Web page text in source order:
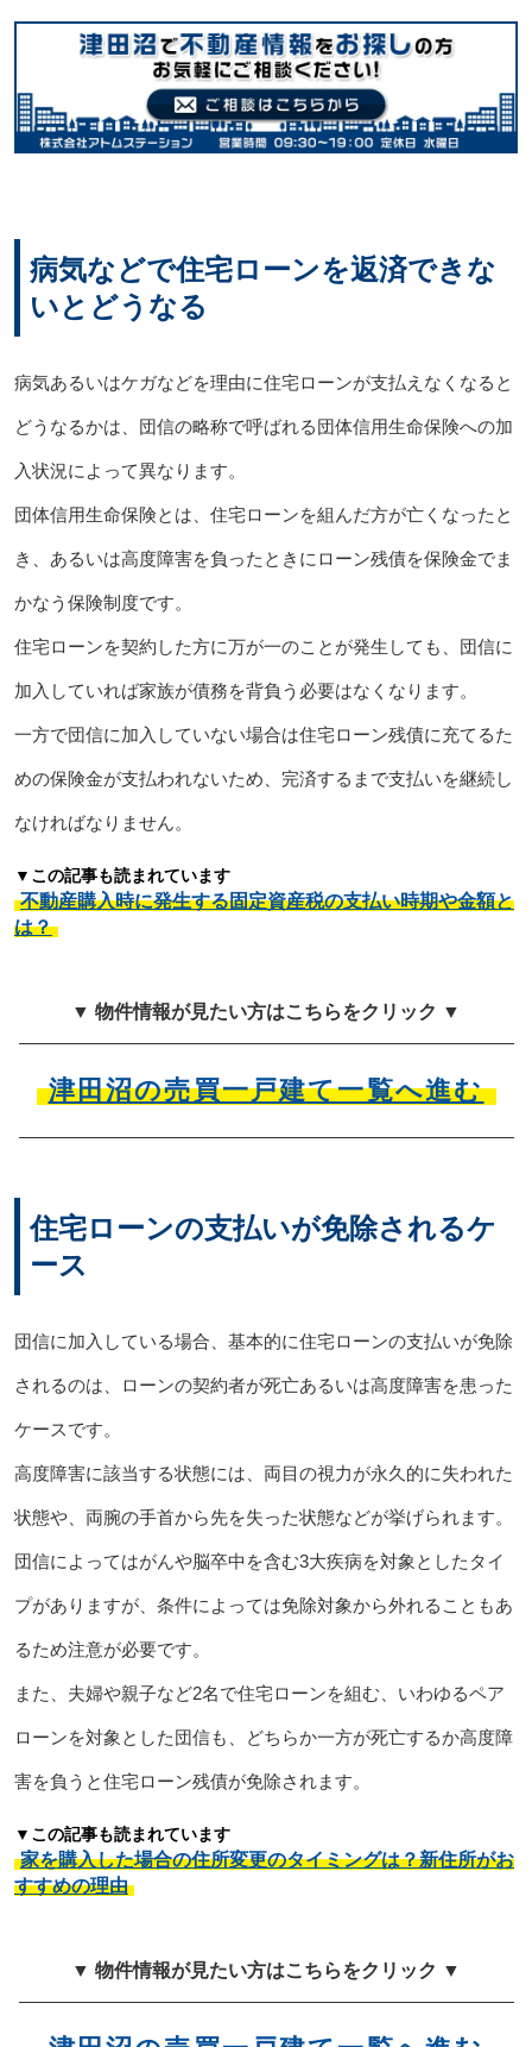
病気などで住宅ローンを返済できな
いとどうなる
病気あるいはケガなどを理由に住宅ローンが支払えなくなると
どうなるかは、団信の略称で呼ばれる団体信用生命保険への加
入状況によって異なります。
団体信用生命保険とは、住宅ローンを組んだ方が亡くなったと
き、あるいは高度障害を負ったときにローン残債を保険金でま
かなう保険制度です。
住宅ローンを契約した方に万が一のことが発生しても、団信に
加入していれば家族が債務を背負う必要はなくなります。
一方で団信に加入していない場合は住宅ローン残債に充てるた
めの保険金が支払われないため、完済するまで支払いを継続し
なければなりません。
▼この記事も読まれています
不動産購入時に発生する固定資産税の支払い時期や金額と
は？
▼ 物件情報が見たい方はこちらをクリック ▼
津田沼の売買一戸建て一覧へ進む
住宅ローンの支払いが免除されるケ
ース
団信に加入している場合、基本的に住宅ローンの支払いが免除
されるのは、ローンの契約者が死亡あるいは高度障害を患った
ケースです。
高度障害に該当する状態には、両目の視力が永久的に失われた
状態や、両腕の手首から先を失った状態などが挙げられます。
団信によってはがんや脳卒中を含む3大疾病を対象としたタイ
プがありますが、条件によっては免除対象から外れることもあ
るため注意が必要です。
また、夫婦や親子など2名で住宅ローンを組む、いわゆるペア
ローンを対象とした団信も、どちらか一方が死亡するか高度障
害を負うと住宅ローン残債が免除されます。
▼この記事も読まれています
家を購入した場合の住所変更のタイミングは？新住所がお
すすめの理由
▼ 物件情報が見たい方はこちらをクリック ▼